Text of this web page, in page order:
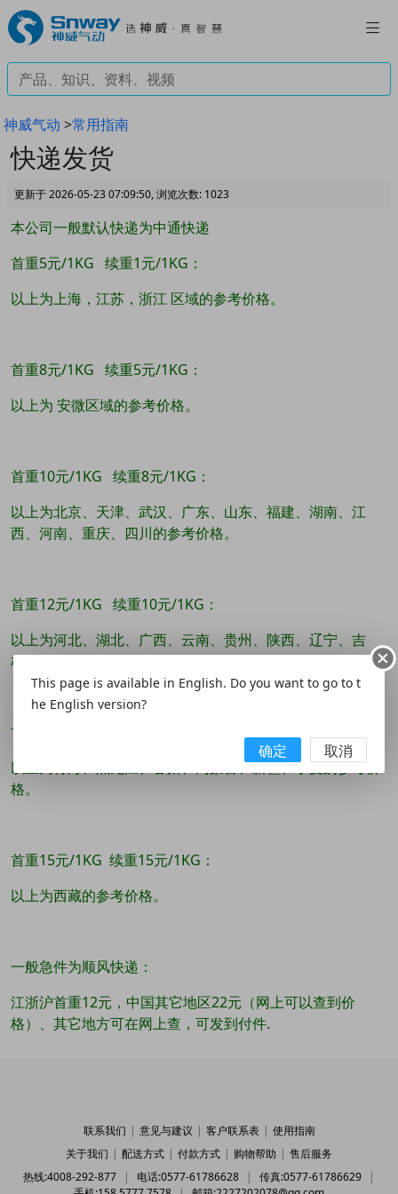
神威气动 >常用指南
快递发货
更新于 2026-05-23 07:09:50, 浏览次数: 1023
本公司一般默认快递为中通快递
首重5元/1KG 续重1元/1KG：
以上为上海，江苏，浙江 区域的参考价格。
首重8元/1KG 续重5元/1KG：
以上为 安微区域的参考价格。
首重10元/1KG 续重8元/1KG：
以上为北京、天津、武汉、广东、山东、福建、湖南、江
西、河南、重庆、四川的参考价格。
首重12元/1KG 续重10元/1KG：
以上为河北、湖北、广西、云南、贵州、陕西、辽宁、吉
林、山西、海南的参考价格。
首重15元/1KG 续重12元/1KG：
以上为青海、黑龙江、甘肃、内蒙古、新疆、宁夏的参考价
格。
首重15元/1KG 续重15元/1KG：
以上为西藏的参考价格。
一般急件为顺风快递：
江浙沪首重12元，中国其它地区22元（网上可以查到价
格）、其它地方可在网上查，可发到付件.
联系我们 | 意见与建议 | 客户联系表 | 使用指南
关于我们 | 配送方式 | 付款方式 | 购物帮助 | 售后服务
热线:4008-292-877
| 电话:0577-61786628 | 传真:0577-61786629
|
This page is available in English. Do you want to go to t
he English version?
确定 取消